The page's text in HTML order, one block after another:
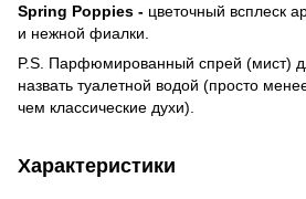
Spring Poppies - цветочный всплеск
и нежной фиалки.
P.S. Парфюмированный спрей (мист)
назвать туалетной водой (просто
чем классические духи).
Характеристики